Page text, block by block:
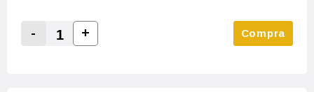
Decrease Quantity:
-
Increase Quantity:
+ Compra